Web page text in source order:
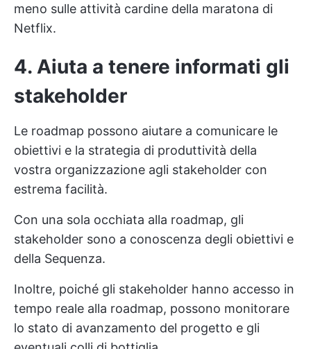
meno sulle attività cardine della maratona di
Netflix.
4. Aiuta a tenere informati gli
stakeholder
Le roadmap possono aiutare a comunicare le
obiettivi e la strategia di produttività della
vostra organizzazione agli stakeholder con
estrema facilità.
Con una sola occhiata alla roadmap, gli
stakeholder sono a conoscenza degli obiettivi e
della Sequenza.
Inoltre, poiché gli stakeholder hanno accesso in
tempo reale alla roadmap, possono monitorare
lo stato di avanzamento del progetto e gli